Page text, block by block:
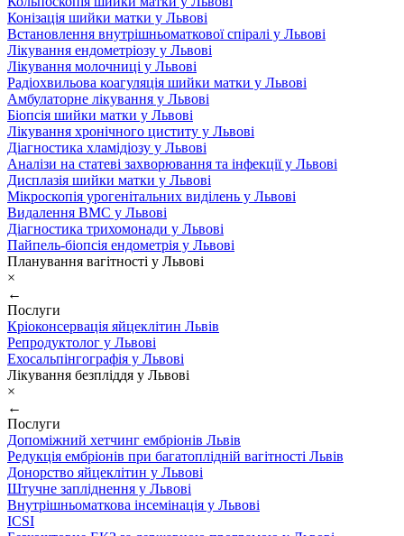
Конізація шийки матки у Львові
Встановлення внутрішньоматкової спіралі у Львові
Лікування ендометріозу у Львові
Лікування молочниці у Львові
Радіохвильова коагуляція шийки матки у Львові
Амбулаторне лікування у Львові
Біопсія шийки матки у Львові
Лікування хронічного циститу у Львові
Діагностика хламідіозу у Львові
Аналізи на статеві захворювання та інфекції у Львові
Дисплазія шийки матки у Львові
Мікроскопія урогенітальних виділень у Львові
Видалення ВМС у Львові
Діагностика трихомонади у Львові
Пайпель-біопсія ендометрія у Львові
Планування вагітності у Львові
×
←
Послуги
Кріоконсервація яйцеклітин Львів
Репродуктолог у Львові
Ехосальпінгографія у Львові
Лікування безпліддя у Львові
×
←
Послуги
Допоміжний хетчинг ембріонів Львів
Редукція ембріонів при багатоплідній вагітності Львів
Донорство яйцеклітин у Львові
Штучне запліднення у Львові
Внутрішньоматкова інсемінація у Львові
ICSI